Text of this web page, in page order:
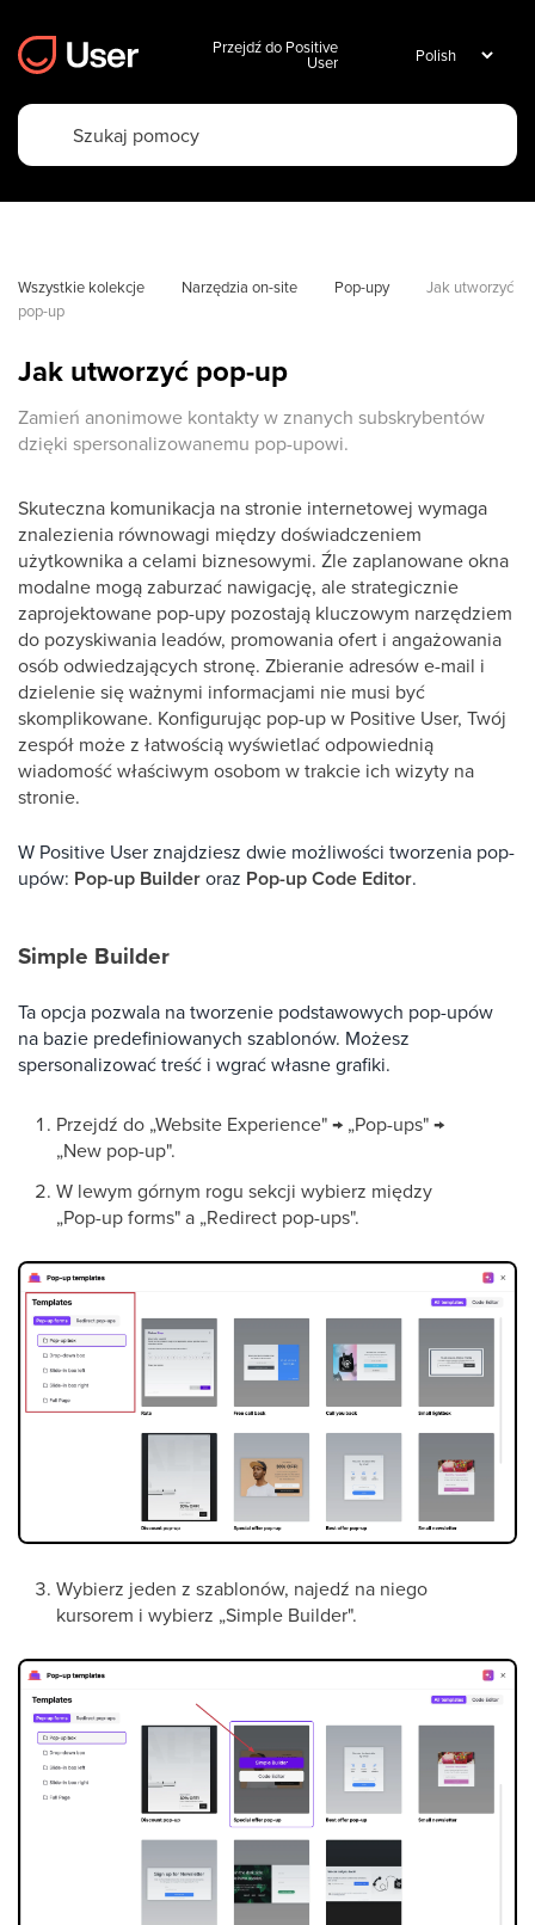
Przejdź do Positive
User
Wszystkie kolekcje Narzędzia on-site Pop-upy
Jak utworzyć
pop-up
Jak utworzyć pop-up
Zamień anonimowe kontakty w znanych subskrybentów
dzięki spersonalizowanemu pop-upowi.
Skuteczna komunikacja na stronie internetowej wymaga
znalezienia równowagi między doświadczeniem
użytkownika a celami biznesowymi. Źle zaplanowane okna
modalne mogą zaburzać nawigację, ale strategicznie
zaprojektowane pop-upy pozostają kluczowym narzędziem
do pozyskiwania leadów, promowania ofert i angażowania
osób odwiedzających stronę. Zbieranie adresów e-mail i
dzielenie się ważnymi informacjami nie musi być
skomplikowane. Konfigurując pop-up w Positive User, Twój
zespół może z łatwością wyświetlać odpowiednią
wiadomość właściwym osobom w trakcie ich wizyty na
stronie.
W Positive User znajdziesz dwie możliwości tworzenia pop-
upów: Pop-up Builderoraz Pop-up Code Editor.
Simple Builder
Ta opcja pozwala na tworzenie podstawowych pop-upów
na bazie predefiniowanych szablonów. Możesz
spersonalizować treść i wgrać własne grafiki.
Przejdź do „Website Experience" → „Pop-ups" →
„New pop-up".
W lewym górnym rogu sekcji wybierz między
„Pop-up forms" a „Redirect pop-ups".
Wybierz jeden z szablonów, najedź na niego
kursorem i wybierz „Simple Builder".